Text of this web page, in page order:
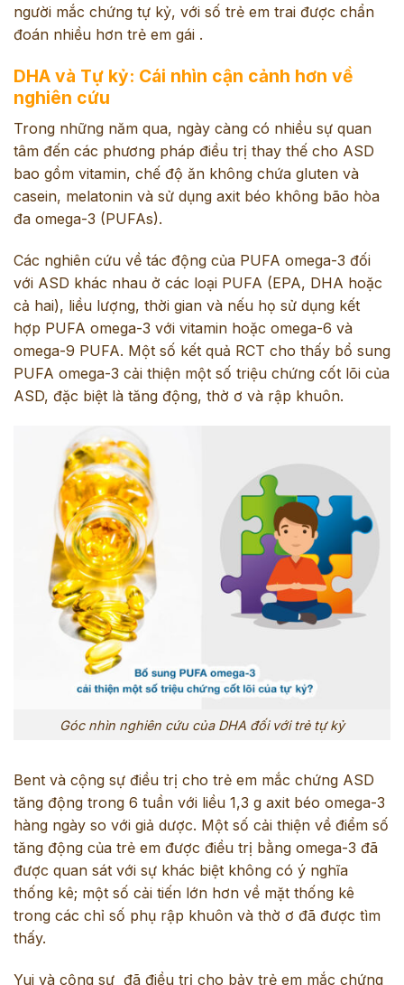
người mắc chứng tự kỷ, với số trẻ em trai được chẩn
đoán nhiều hơn trẻ em gái .
DHA và Tự kỷ: Cái nhìn cận cảnh hơn về
nghiên cứu
Trong những năm qua, ngày càng có nhiều sự quan
tâm đến các phương pháp điều trị thay thế cho ASD
bao gồm vitamin, chế độ ăn không chứa gluten và
casein, melatonin và sử dụng axit béo không bão hòa
đa omega-3 (PUFAs).
Các nghiên cứu về tác động của PUFA omega-3 đối
với ASD khác nhau ở các loại PUFA (EPA, DHA hoặc
cả hai), liều lượng, thời gian và nếu họ sử dụng kết
hợp PUFA omega-3 với vitamin hoặc omega-6 và
omega-9 PUFA. Một số kết quả RCT cho thấy bổ sung
PUFA omega-3 cải thiện một số triệu chứng cốt lõi của
ASD, đặc biệt là tăng động, thờ ơ và rập khuôn.
Góc nhìn nghiên cứu của DHA đối với trẻ tự kỷ
Bent và cộng sự điều trị cho trẻ em mắc chứng ASD
tăng động trong 6 tuần với liều 1,3 g axit béo omega-3
hàng ngày so với giả dược. Một số cải thiện về điểm số
tăng động của trẻ em được điều trị bằng omega-3 đã
được quan sát với sự khác biệt không có ý nghĩa
thống kê; một số cải tiến lớn hơn về mặt thống kê
trong các chỉ số phụ rập khuôn và thờ ơ đã được tìm
thấy.
Yui và cộng sự đã điều trị cho bảy trẻ em mắc chứng